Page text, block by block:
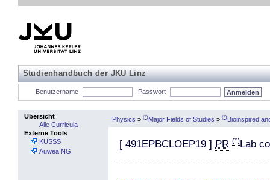
Studienhandbuch der JKU Linz
Benutzername Passwort
Übersicht
Alle Curricula
Externe Tools
KUSSS
Auwea NG
Physics » (*)Major Fields of Studies » (*)Bioinspired
[ 491EPBCLOEP19 ] PR (*)Lab